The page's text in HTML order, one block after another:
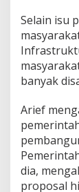
Selain isu
banyak
Arief
dia,
proposal